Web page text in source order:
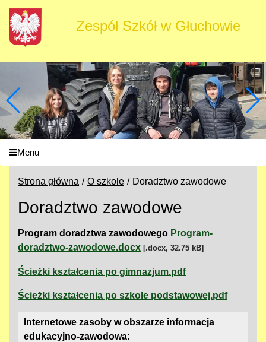
Zespół Szkół w Głuchowie
Menu
Strona główna O szkole Doradztwo zawodowe
Doradztwo zawodowe
Program doradztwa zawodowego Program-
doradztwo-zawodowe.docx [.docx, 32.75 kB]
Ścieżki kształcenia po gimnazjum.pdf
Ścieżki kształcenia po szkole podstawowej.pdf
Internetowe zasoby w obszarze informacja
edukacyjno-zawodowa: